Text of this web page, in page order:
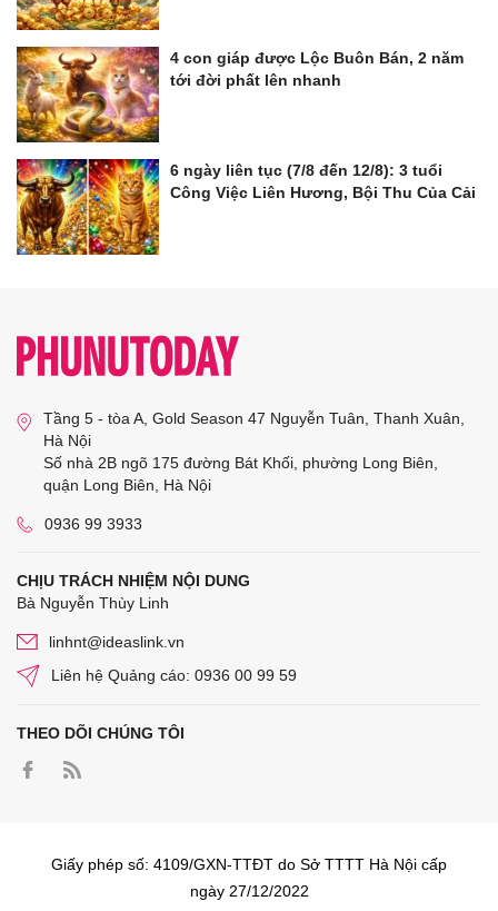
4 con giáp được Lộc Buôn Bán, 2 năm
tới đời phất lên nhanh
6 ngày liên tục (7/8 đến 12/8): 3 tuổi
Công Việc Liên Hương, Bội Thu Của Cải
Tầng 5 - tòa A, Gold Season 47 Nguyễn Tuân, Thanh Xuân,
Hà Nội
Số nhà 2B ngõ 175 đường Bát Khối, phường Long Biên,
quận Long Biên, Hà Nội
0936 99 3933
CHỊU TRÁCH NHIỆM NỘI DUNG
Bà Nguyễn Thùy Linh
linhnt@ideaslink.vn
Liên hệ Quảng cáo: 0936 00 99 59
THEO DÕI CHÚNG TÔI
Giấy phép số: 4109/GXN-TTĐT do Sở TTTT Hà Nội cấp
ngày 27/12/2022